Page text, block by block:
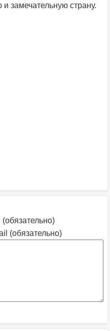
и замечательную страну.
(обязательно)